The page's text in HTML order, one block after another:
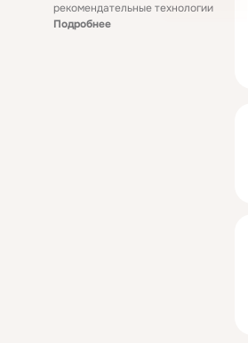
рекомендательные технологии
Подробнее